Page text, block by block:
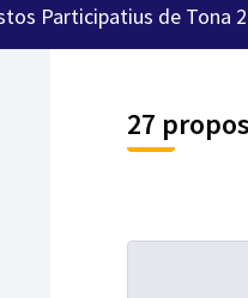
Participatius de Tona
27